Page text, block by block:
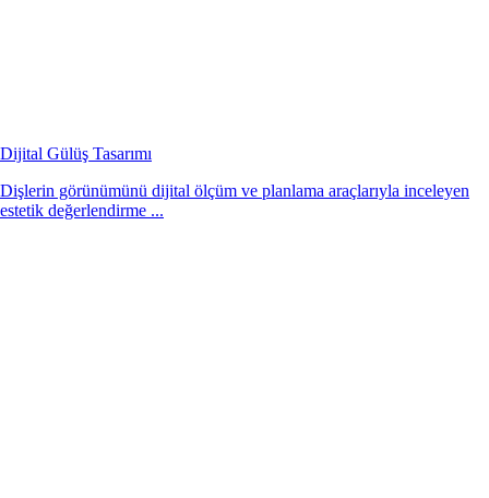
Dijital Gülüş Tasarımı
Dişlerin görünümünü dijital ölçüm ve planlama araçlarıyla inceleyen
estetik değerlendirme ...